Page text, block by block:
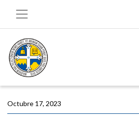
Octubre 17, 2023